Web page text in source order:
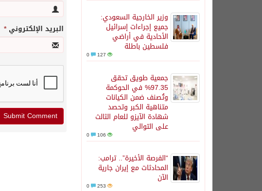
وزير الخارجية السعودي:
جميع إجراءات إسرائيل
الأحادية في أراضي
فلسطين باطلة
127
جمعية طويق تحقق
97.35% في الحوكمة
وتُصنف ضمن الكيانات
متناهية الكبر وتحصد
شهادة الآيزو للعام الثالث
على التوالي
106
“الفرصة الأخيرة”.. ترامب:
المحادثات مع إيران جارية
الآن
253
البريد الإلكتروني*